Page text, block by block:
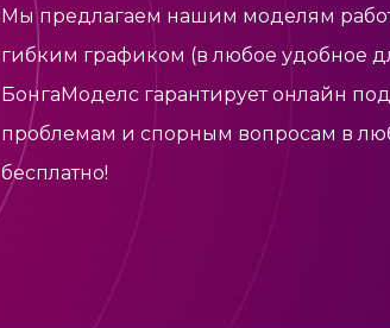
Мы предлагаем нашим моделям
гибким графиком (в любое удобное
БонгаМоделс гарантирует онлайн
проблемам и спорным вопросам в
бесплатно!